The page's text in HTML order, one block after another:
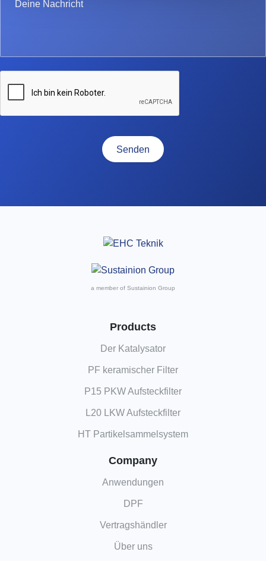
Senden
a member of Sustainion Group
Products
Der Katalysator
PF keramischer Filter
P15 PKW Aufsteckfilter
L20 LKW Aufsteckfilter
HT Partikelsammelsystem
Company
Anwendungen
DPF
Vertragshändler
Über uns